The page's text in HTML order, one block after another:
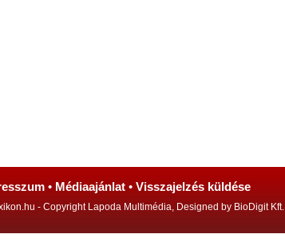
• Médiaajánlat • Visszajelzés küldése
- Copyright Lapoda Multimédia, Designed by BioDigit Kft.